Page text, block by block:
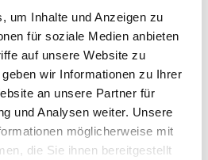
um Inhalte und Anzeigen zu
für soziale Medien anbieten
auf unsere Website zu
wir Informationen zu Ihrer
an unsere Partner für
und Analysen weiter. Unsere
möglicherweise mit
die Sie ihnen bereitgestellt